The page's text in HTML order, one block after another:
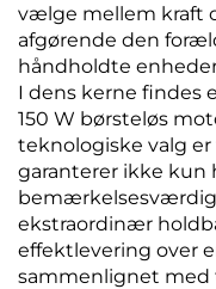
vælge mellem kraft
afgørende den
håndholdte
I dens kerne findes
150 W børsteløs
teknologiske valg
garanterer ikke kun
ekstraordinær
effektlevering over
sammenlignet med